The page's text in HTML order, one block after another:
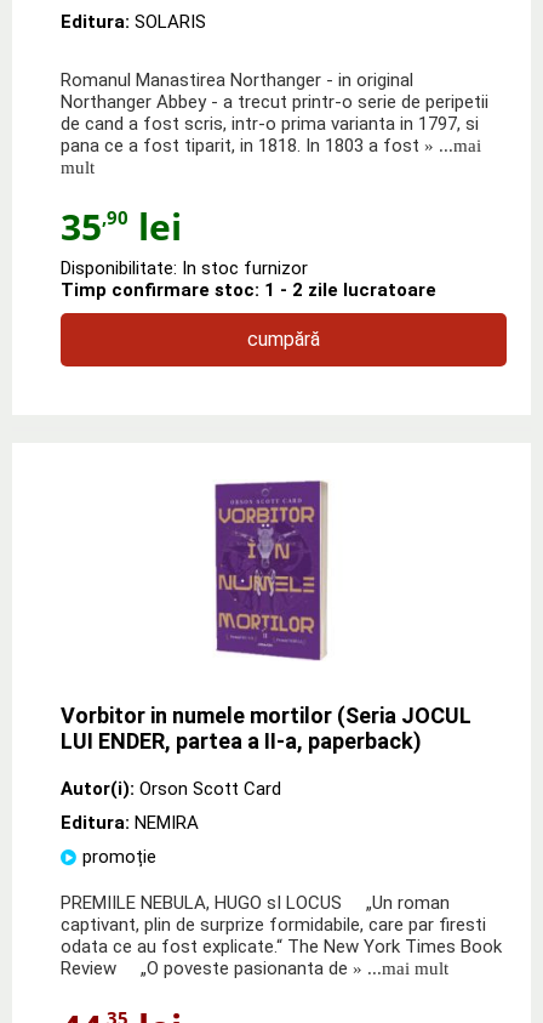
Editura: SOLARIS
Romanul Manastirea Northanger - in original
Northanger Abbey - a trecut printr-o serie de peripetii
de cand a fost scris, intr-o prima varianta in 1797, si
pana ce a fost tiparit, in 1818. In 1803 a fost » ...mai
mult
35,90 lei
Disponibilitate: In stoc furnizor
Timp confirmare stoc: 1 - 2 zile lucratoare
cumpără
Vorbitor in numele mortilor (Seria JOCUL
LUI ENDER, partea a II-a, paperback)
Autor(i): Orson Scott Card
Editura: NEMIRA
promoție
PREMIILE NEBULA, HUGO sI LOCUS „Un roman
captivant, plin de surprize formidabile, care par firesti
odata ce au fost explicate.“ The New York Times Book
Review „O poveste pasionanta de » ...mai mult
,35